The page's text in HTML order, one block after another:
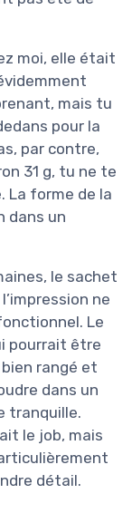
moi, elle était
mais tu
pour la
par contre,
31 g, tu ne te
La forme de la
dans un
le sachet
ne
Le
pourrait être
rangé et
dans un
tranquille.
le job, mais
détail.